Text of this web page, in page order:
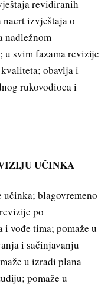
revidiranih
nacrt izvještaja o
nadležnom
u svim fazama revizije
obavlja i
rukovodioca i
UČINKA
blagovremeno
po
vođe tima; pomaže u
i sačinjavanju
u izradi plana
pomaže u